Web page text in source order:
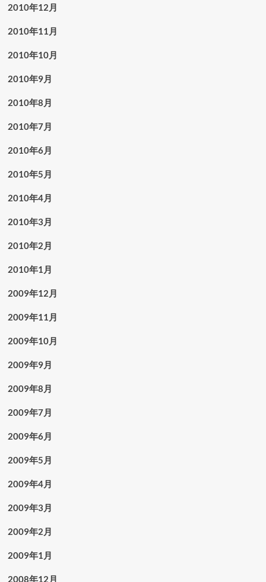
2010年12月
2010年11月
2010年10月
2010年9月
2010年8月
2010年7月
2010年6月
2010年5月
2010年4月
2010年3月
2010年2月
2010年1月
2009年12月
2009年11月
2009年10月
2009年9月
2009年8月
2009年7月
2009年6月
2009年5月
2009年4月
2009年3月
2009年2月
2009年1月
2008年12月